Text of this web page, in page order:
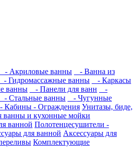
- Акриловые ванны
- Ванна из
- Гидромассажные ванны
- Каркасы
ванны - Панели для ванн
-
- Стальные ванны
- Чугунные
Кабины - Ограждения Унитазы, биде,
ванны и кухонные мойки
ванной Полотенцесушители -
для ванной Аксессуары для
Комплектующие